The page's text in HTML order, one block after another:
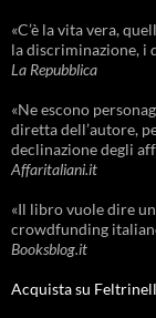
«C’è la vita vera,
la discriminazione,
La Repubblica
«Ne escono
diretta dell’autore,
declinazione degli
Affaritaliani.it
«Il libro vuole dire
crowdfunding
Booksblog.it
Acquista su